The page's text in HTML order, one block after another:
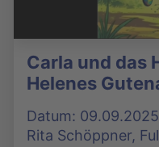
Carla und das
Helenes
Datum:
Rita Schöppner,